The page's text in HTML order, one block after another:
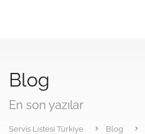
Blog
En son yazılar
Servis Listesi Türkiye Blog